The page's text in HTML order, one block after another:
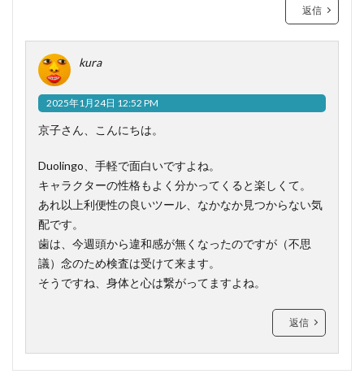
返信
kura
2025年1月24日 12:52 PM
京子さん、こんにちは。
Duolingo、手軽で面白いですよね。
キャラクターの性格もよく分かってくると楽しくて。
あれ以上利便性の良いツール、なかなか見つからない気
配です。
歯は、今週頭から違和感が無くなったのですが（不思
議）念のため検査は受けて来ます。
そうですね、身体と心は繋がってますよね。
返信